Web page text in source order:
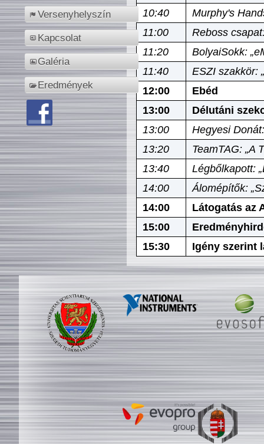
Versenyhelyszín
Kapcsolat
Galéria
Eredmények
10:40
Murphy's
11:00
Reboss
11:20
BolyaiSokk:
11:40
ESZI szakkör:
12:00
Ebéd
13:00
Délutáni
13:00
Hegyesi
13:20
TeamTAG: „A
13:40
Légbőlkapott:
14:00
Álomépítők:
14:00
Látogatás az
15:00
15:30
Igény szerint